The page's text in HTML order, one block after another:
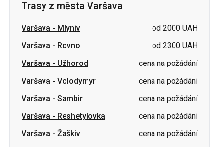
Varšava- Užhorod
Varšava-Volodymyr
cena na požádání
Varšava-Sambir
cena na požádání
Varšava-Reshetylovka
cena na požádání
Varšava-Žaškiv
cena na požádání
Varšava-Nadvirna
cena na požádání
Varšava-Romny
cena na požádání
Varšava-Bucha cena na požádání